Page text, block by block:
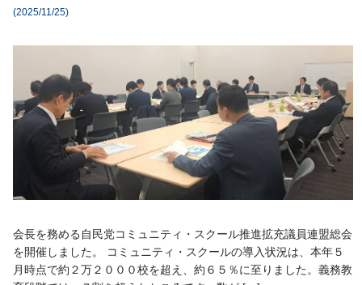
(2025/11/25)
会長を務める自民党コミュニティ・スクール推進拡充議員連盟総会
を開催しました。 コミュニティ・スクールの導入状況は、本年５
月時点で約２万２０００校を超え、約６５％に至りました。義務教